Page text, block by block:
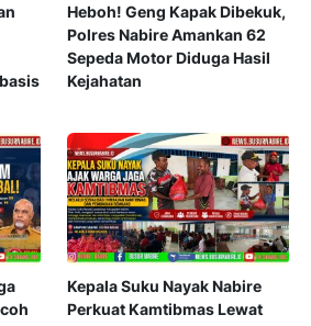
Heboh! Geng Kapak Dibekuk,
Polres Nabire Amankan 62
Sepeda Motor Diduga Hasil
Kejahatan
Kepala Suku Nayak Nabire
Perkuat Kamtibmas Lewat